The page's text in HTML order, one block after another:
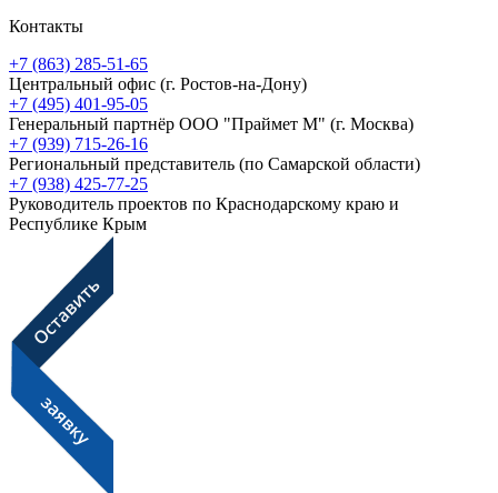
Контакты
+7 (863) 285-51-65
Центральный офис (г. Ростов-на-Дону)
+7 (495) 401-95-05
Генеральный партнёр ООО "Праймет М" (г. Москва)
+7 (939) 715-26-16
Региональный представитель (по Самарской области)
+7 (938) 425-77-25
Руководитель проектов по Краснодарскому краю и
Республике Крым